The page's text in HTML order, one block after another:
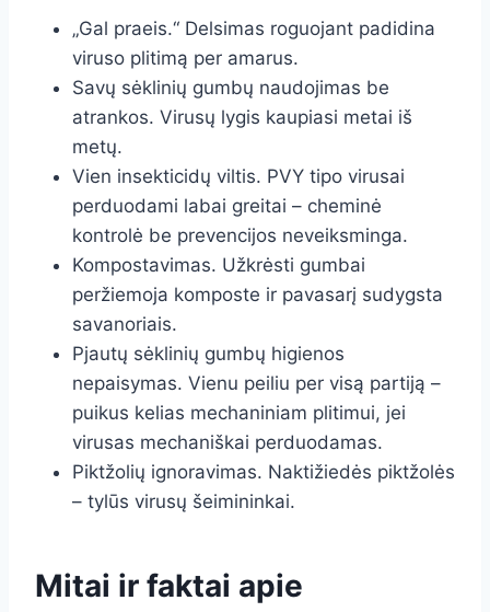
„Gal praeis.“ Delsimas roguojant padidina
viruso plitimą per amarus.
Savų sėklinių gumbų naudojimas be
atrankos. Virusų lygis kaupiasi metai iš
metų.
Vien insekticidų viltis. PVY tipo virusai
perduodami labai greitai – cheminė
kontrolė be prevencijos neveiksminga.
Kompostavimas. Užkrėsti gumbai
peržiemoja komposte ir pavasarį sudygsta
savanoriais.
Pjautų sėklinių gumbų higienos
nepaisymas. Vienu peiliu per visą partiją –
puikus kelias mechaniniam plitimui, jei
virusas mechaniškai perduodamas.
Piktžolių ignoravimas. Naktižiedės piktžolės
– tylūs virusų šeimininkai.
Mitai ir faktai apie